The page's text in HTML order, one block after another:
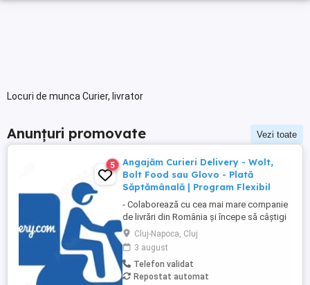
Locuri de munca Curier, livrator
Anunțuri promovate Vezi toate
5
Angajăm Curieri Delivery - Wolt,
Bolt Food sau Glovo - Plată
Săptămânală | Program Flexibil
- Colaborează cu cea mai mare companie
de livrări din România și începe să câștigi
rapid! - Cerințe: Minim 18 ani Mijloc de
transport propriu (mașină, scuter,
motocicletă sau bicicletă) Telefon mobil
cu acces la internet - Ce oferim: Plată
săptămânală, fără întârzieri Bonusuri
Cluj-Napoca, Cluj
3 august
Telefon validat
Repostat automat